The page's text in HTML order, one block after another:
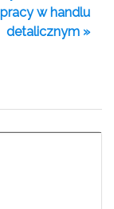
w handlu
detalicznym »